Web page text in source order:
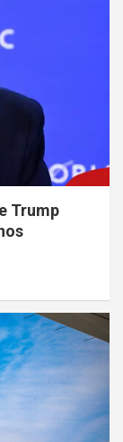
Trump